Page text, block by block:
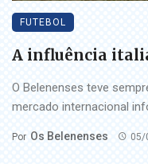
FUTEBOL
A influência
O Belenenses teve
mercado internacional
Por Os Belenenses 05/